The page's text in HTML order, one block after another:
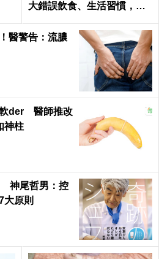
大錯誤飲食、生活習慣，害
道癌」！
醫警告：流膿
軟der 醫師推改
神柱
神尾哲男：控
大原則